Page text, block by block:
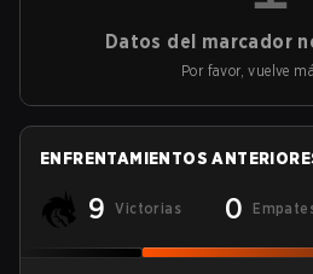
Datos del marcador
Por favor, vuelve
ENFRENTAMIENTOS
9 Victorias 0